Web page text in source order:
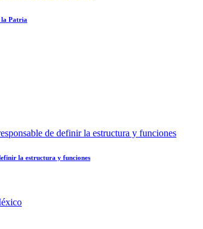
la Patria
la estructura y funciones